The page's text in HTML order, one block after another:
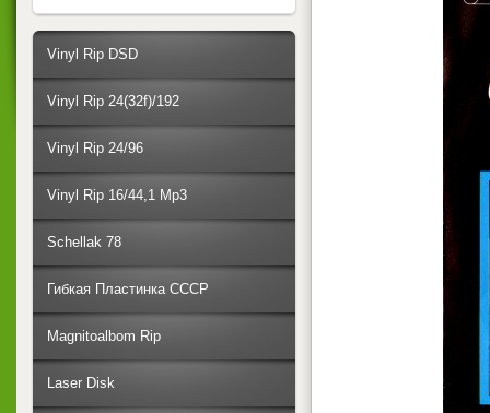
Vinyl Rip DSD
Vinyl Rip 24(32f)/192
Vinyl Rip 24/96
Vinyl Rip 16/44,1 Mp3
Schellak 78
Гибкая Пластинка СССР
Magnitoalbom Rip
Laser Disk